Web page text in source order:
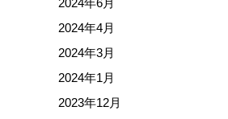
2024年4月
2024年3月
2024年1月
2023年12月